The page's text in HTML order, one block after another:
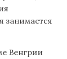
занимается
Венгрии